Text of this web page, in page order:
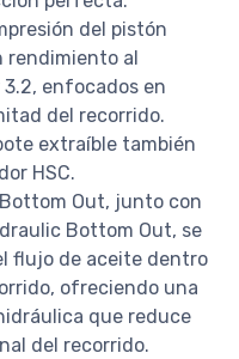
del pistón
rendimiento al
enfocados en
del recorrido.
extraíble también
HSC.
Out, junto con
Bottom Out, se
flujo de aceite dentro
ofreciendo una
que reduce
del recorrido.